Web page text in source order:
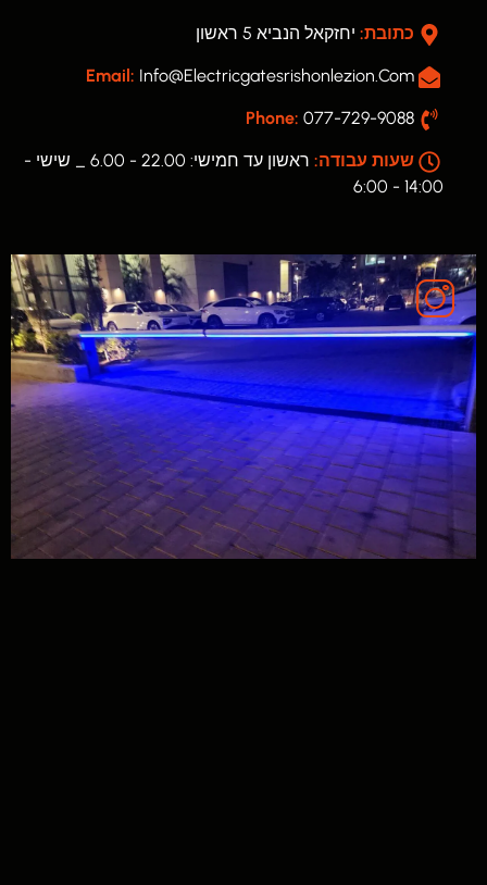
כתובת: יחזקאל הנביא 5 ראשון
Email: Info@electricgatesrishonlezion.com
Phone: 077-729-9088
שעות עבודה:
ראשון עד חמישי: 22.00 - 6.00 _ שישי -
14:00 - 6:00